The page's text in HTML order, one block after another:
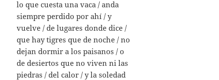
lo que cuesta una vaca / anda
siempre perdido por ahí / y
vuelve / de lugares donde dice /
que hay tigres que de noche / no
dejan dormir a los paisanos / o
de desiertos que no viven ni las
piedras / del calor / y la soledad